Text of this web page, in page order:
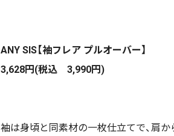
ANY SIS【袖フレア プルオーバー】
3,628円(税込 3,990円)
袖は身頃と同素材の一枚仕立てで、肩